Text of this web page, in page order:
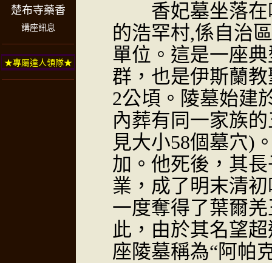
楚布寺藥香
講座訊息
★專屬達人領隊★
香妃墓坐落在
的浩罕村,係自治
單位。這是一座
群，也是伊斯蘭
2公頃。陵墓始建
內葬有同一家族
見大小58個墓穴)
加。他死後，其
業，成了明末清
一度奪得了葉爾
此，由於其名望
座陵墓稱為“阿帕